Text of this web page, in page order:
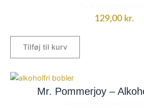
129,00 kr.
Tilføj til kurv
Mr. Pommerjoy –